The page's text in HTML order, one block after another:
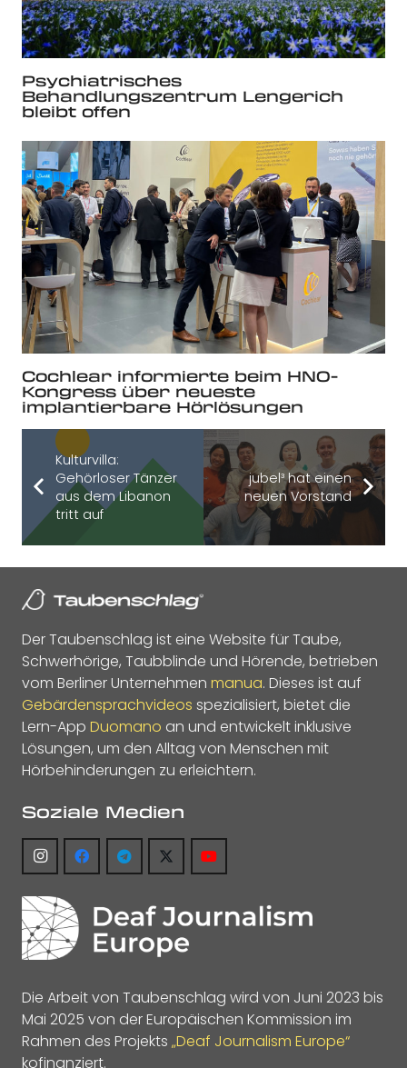
Psychiatrisches
Behandlungszentrum Lengerich
bleibt offen
Cochlear informierte beim HNO-
Kongress über neueste
implantierbare Hörlösungen
Kulturvilla:
Gehörloser Tänzer
aus dem Libanon
tritt auf
jubel³ hat einen
neuen Vorstand
Der Taubenschlag ist eine Website für Taube,
Schwerhörige, Taubblinde und Hörende, betrieben
vom Berliner Unternehmen manua. Dieses ist auf
Gebärdensprachvideos spezialisiert, bietet die
Lern-App Duomano an und entwickelt inklusive
Lösungen, um den Alltag von Menschen mit
Hörbehinderungen zu erleichtern.
Soziale Medien
Die Arbeit von Taubenschlag wird von Juni 2023 bis
Mai 2025 von der Europäischen Kommission im
Rahmen des Projekts „Deaf Journalism Europe“
kofinanziert.